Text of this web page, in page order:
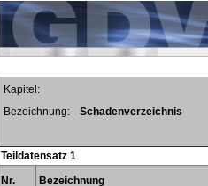
Kapitel:
Bezeichnung:
Schadenverzeichnis
Teildatensatz 1
Nr.
Bezeichnung